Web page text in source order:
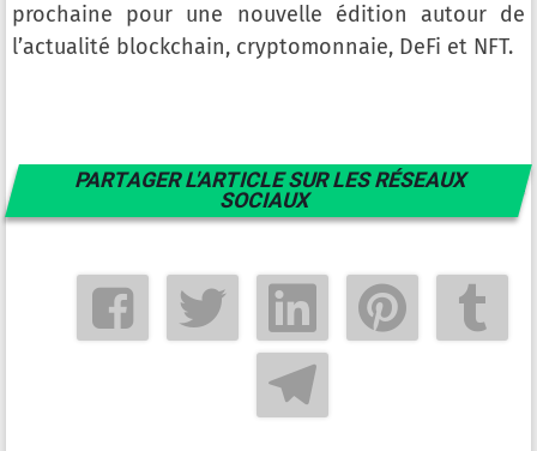
prochaine pour une nouvelle édition autour de
l’actualité blockchain, cryptomonnaie, DeFi et NFT.
PARTAGER L'ARTICLE SUR LES RÉSEAUX
SOCIAUX